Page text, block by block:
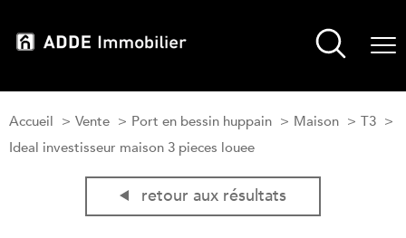
Accueil Vente Port en bessin huppain Maison
T3
Ideal investisseur maison 3 pieces louee
retour aux résultats